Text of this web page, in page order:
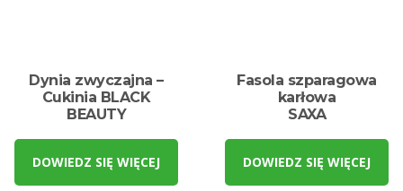
Dynia zwyczajna –
Cukinia BLACK
BEAUTY
DOWIEDZ SIĘ WIĘCEJ
Fasola szparagowa
karłowa
SAXA
DOWIEDZ SIĘ WIĘCEJ